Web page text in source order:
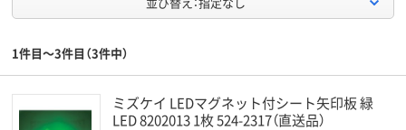
1件目～3件目（3件中）
ミズケイ LEDマグネット付シート矢印板 緑
LED 8202013 1枚 524-2317（直送品）